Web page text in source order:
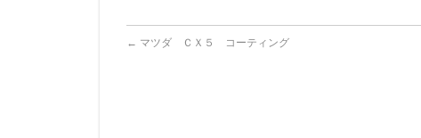
← マツダ ＣＸ５ コーティング